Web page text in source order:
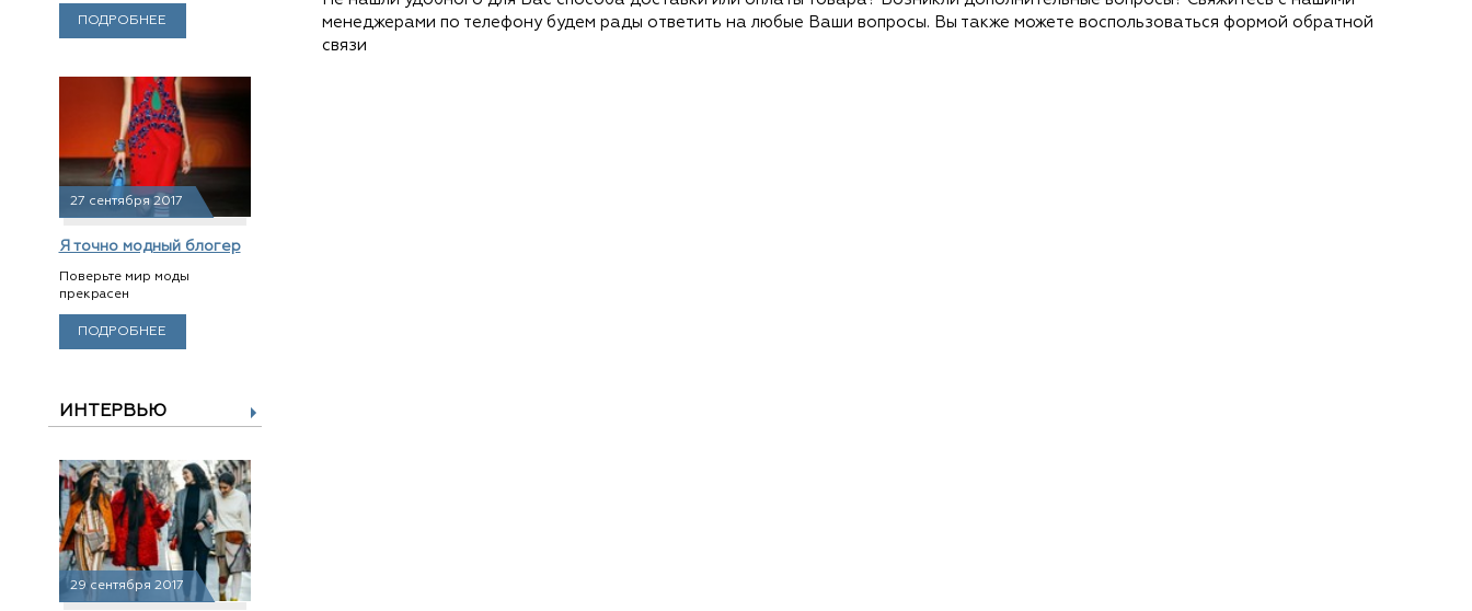
ПОДРОБНЕЕ
27 сентября 2017
Я точно модный блогер
Поверьте мир моды
прекрасен
ПОДРОБНЕЕ
ИНТЕРВЬЮ
29 сентября 2017
менеджерами по телефону будем рады ответить на любые Ваши вопросы. Вы также можете воспользоваться формой обратной
связи